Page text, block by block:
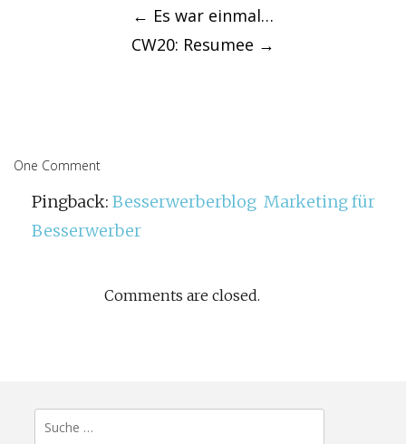
← Es war einmal…
CW20: Resumee →
One Comment
Pingback: Besserwerberblog  Marketing für
Besserwerber
Comments are closed.
Suche